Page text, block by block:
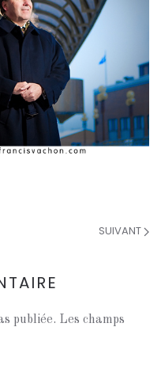
SUIVANT
publiée. Les champs